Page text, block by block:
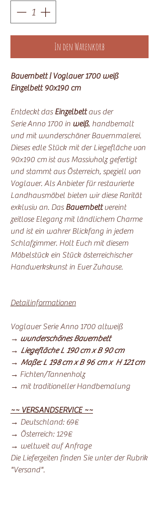
In den Warenkorb
Bauernbett | Voglauer 1700 weiß
Einzelbett 90x190 cm
Entdeckt das Einzelbettaus der
Serie Anno 1700 in weiß, handbemalt
und mit wunderschöner Bauernmalerei.
Dieses edle Stück mit der Liegefläche von
90x190 cm ist aus Massivholz gefertigt
und stammt aus Österreich, speziell von
Voglauer. Als Anbieter für restaurierte
Landhausmöbel bieten wir diese Rarität
exklusiv an. Das Bauernbettvereint
zeitlose Eleganz mit ländlichem Charme
und ist ein wahrer Blickfang in jedem
Schlafzimmer. Holt Euch mit diesem
Möbelstück ein Stück österreichischer
Handwerkskunst in Euer Zuhause.
Detailinformationen
Voglauer Serie Anno 1700 altweiß
→ wunderschönes Bauernbett
→ Liegefläche L 190 cm x B 90 cm
→ Maße: L 198 cm x B 96 cm x H 121 cm
→ Fichten/Tannenholz
→ mit traditioneller Handbemalung
~~ VERSANDSERVICE ~~
→ Deutschland: 69€
→ Österreich: 129€
→ weltweit auf Anfrage
Die Lieferzeiten finden Sie unter der Rubrik
"Versand".